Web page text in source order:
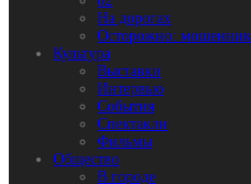
На дорогах
Осторожно:
Культура
Выставки
Интервью
События
Спектакли
Фильмы
Общество
В городе